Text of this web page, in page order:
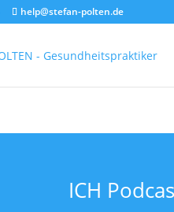
help@stefan-polten.de
ICH